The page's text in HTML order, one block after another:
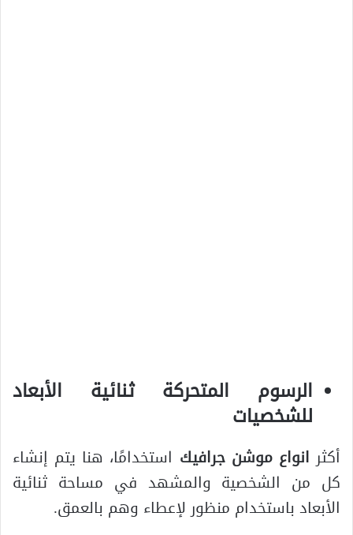
الرسوم المتحركة ثنائية الأبعاد
للشخصيات
أكثر انواع موشن جرافيك استخدامًا، هنا يتم إنشاء
كل من الشخصية والمشهد في مساحة ثنائية
الأبعاد باستخدام منظور لإعطاء وهم بالعمق.